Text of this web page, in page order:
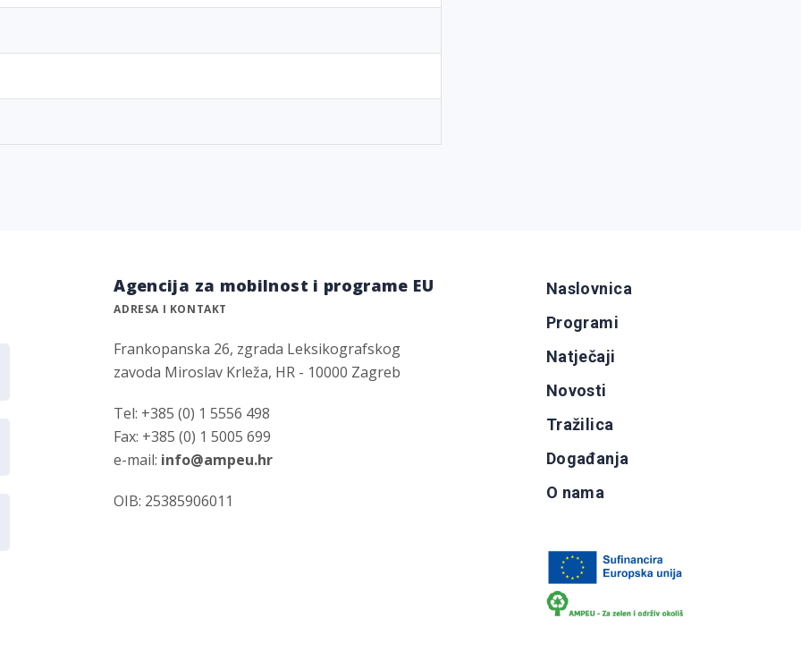
Agencija za mobilnost i programe EU
ADRESA I KONTAKT
Frankopanska 26, zgrada Leksikografskog
zavoda Miroslav Krleža, HR - 10000 Zagreb
Tel: +385 (0) 1 5556 498
Fax: +385 (0) 1 5005 699
e-mail: info@ampeu.hr
OIB: 25385906011
Naslovnica
Programi
Natječaji
Novosti
Tražilica
Događanja
O nama